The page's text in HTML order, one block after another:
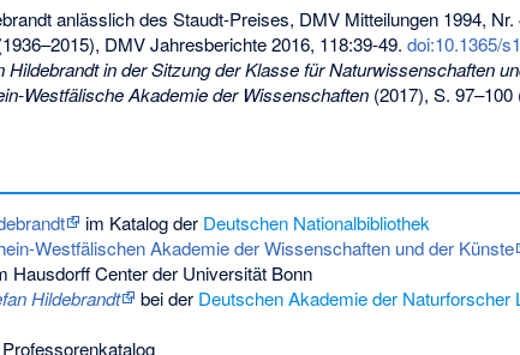
anlässlich des Staudt-Preises, DMV Mitteilungen 1994, Nr.
DMV Jahresberichte 2016, 118:39-49. doi:10.1365/
Hildebrandt in der Sitzung der Klasse für Naturwissenschaften
Westfälische Akademie der Wissenschaften(2017), S. 97–100
im Katalog der Deutschen Nationalbibliothek
Westfälischen Akademie der Wissenschaften und der Künste
Hausdorff Center der Universität Bonn
Hildebrandt bei der Deutschen Akademie der Naturforscher